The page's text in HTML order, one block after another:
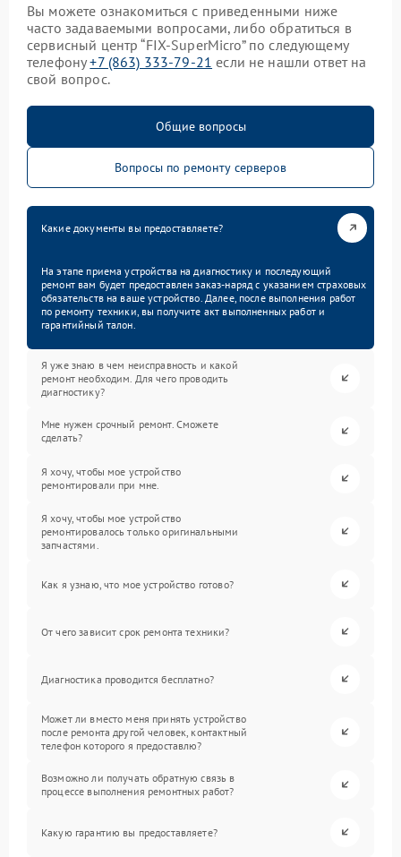
Вы можете ознакомиться с приведенными ниже
часто задаваемыми вопросами, либо обратиться в
сервисный центр “FIX-SuperMicro” по следующему
телефону+7 (863) 333-79-21 если не нашли ответ на
свой вопрос.
Общие вопросы
Вопросы по ремонту серверов
Какие документы вы предоставляете?
На этапе приема устройства на диагностику и последующий
ремонт вам будет предоставлен заказ-наряд с указанием страховых
обязательств на ваше устройство. Далее, после выполнения работ
по ремонту техники, вы получите акт выполненных работ и
гарантийный талон.
Я уже знаю в чем неисправность и какой
ремонт необходим. Для чего проводить
диагностику?
Мне нужен срочный ремонт. Сможете
сделать?
Я хочу, чтобы мое устройство
ремонтировали при мне.
Я хочу, чтобы мое устройство
ремонтировалось только оригинальными
запчастями.
Как я узнаю, что мое устройство готово?
От чего зависит срок ремонта техники?
Диагностика проводится бесплатно?
Может ли вместо меня принять устройство
после ремонта другой человек, контактный
телефон которого я предоставлю?
Возможно ли получать обратную связь в
процессе выполнения ремонтных работ?
Какую гарантию вы предоставляете?